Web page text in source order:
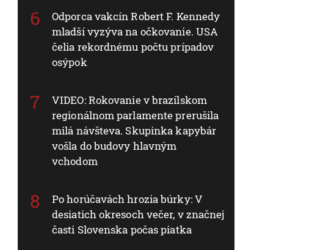
Odporca vakcín Robert F. Kennedy
mladší vyzýva na očkovanie. USA
čelia rekordnému počtu prípadov
osýpok
VIDEO: Rokovanie v brazílskom
regionálnom parlamente prerušila
milá návšteva. Skupinka kapybár
vošla do budovy hlavným
vchodom
Po horúčavách hrozia búrky: V
desiatich okresoch večer, v značnej
časti Slovenska počas piatka